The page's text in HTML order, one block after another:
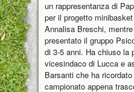
un rappresentanza di
per il progetto
Annalisa Breschi,
presentato il gruppo
di 3-5 anni. Ha chiuso la
vicesindaco di Lucca e
Barsanti che ha
campionato appena